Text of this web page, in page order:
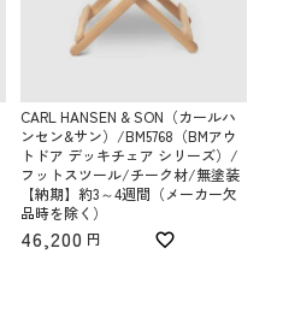
CARL HANSEN & SON（カールハ
ンセン&サン）/BM5768（BMアウ
トドア デッキチェア シリーズ）/
フットスツール/チーク材/無塗装
【納期】約3～4週間（メーカー欠
品時を除く）
46,200